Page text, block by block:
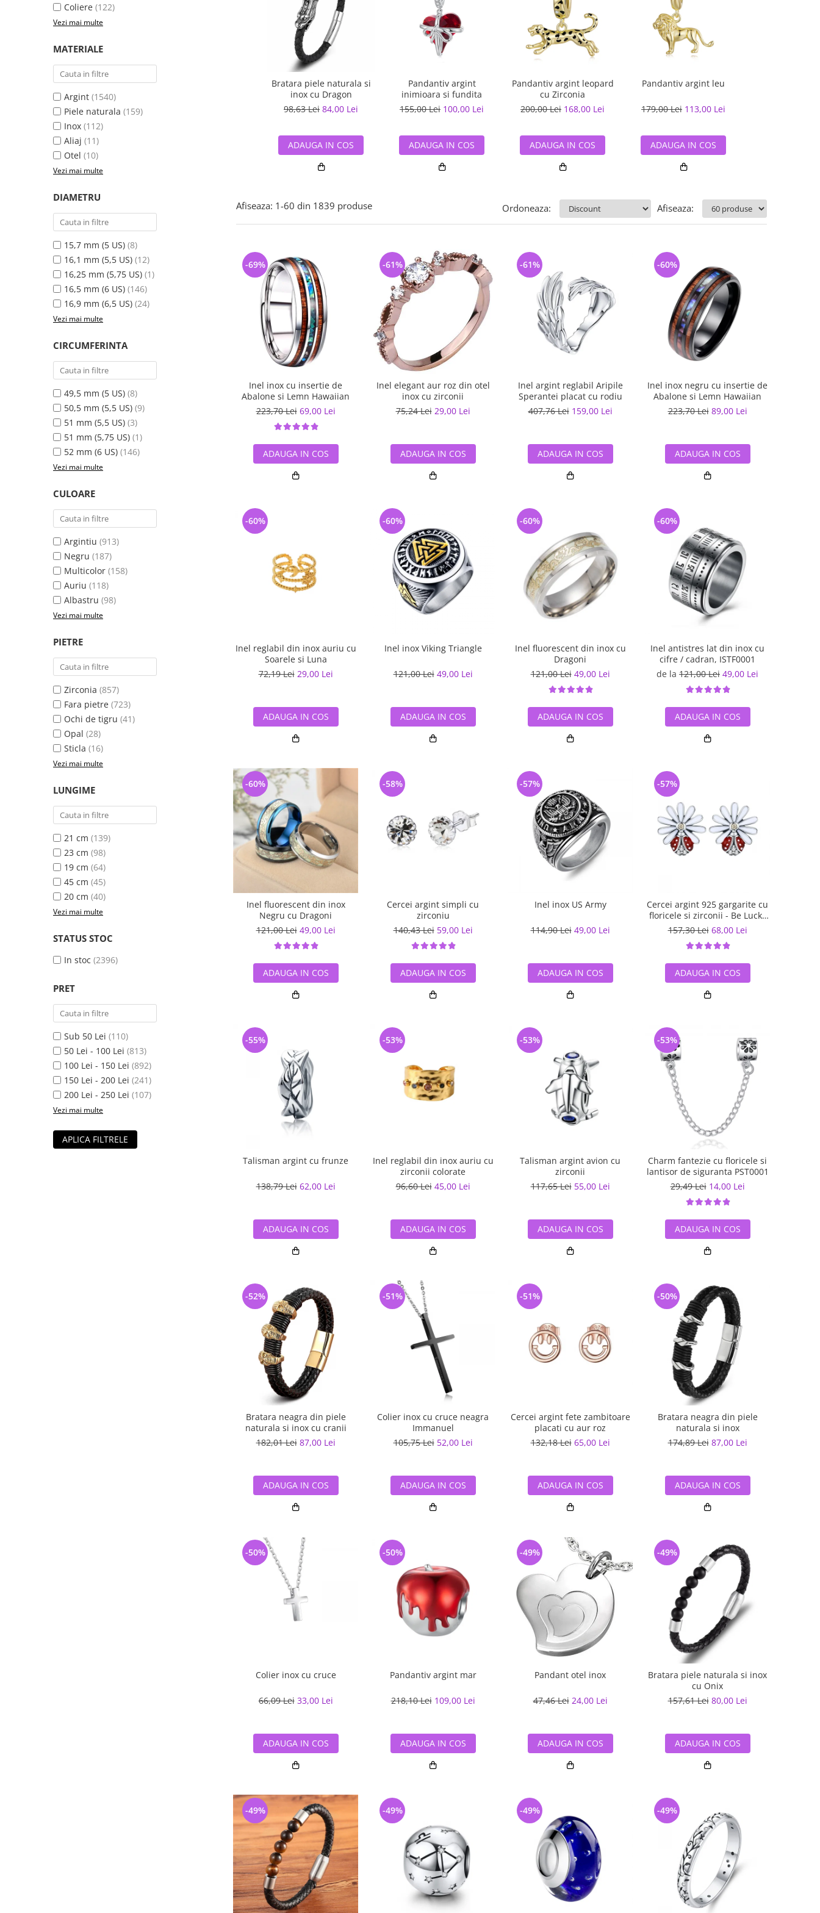
semipretioase
Bijuterii argint cu diverse
Bijuterii argint cu murano
Bijuterii de Lux
Bijuterii Handmade
Bijuterii fantezie
Casete si cutii de bijuterii
Bijuterii tungsten
Accesorii Piele
Solutii si lavete de curatare
Coliere (122)
Vezi mai multe
MATERIALE
Argint (1540)
Piele naturala (159)
Inox (112)
Aliaj (11)
Otel (10)
Vezi mai multe
DIAMETRU
15,7 mm (5 US) (8)
16,1 mm (5,5 US) (12)
16,25 mm (5,75 US) (1)
16,5 mm (6 US) (146)
16,9 mm (6,5 US) (24)
Vezi mai multe
CIRCUMFERINTA
49,5 mm (5 US) (8)
50,5 mm (5,5 US) (9)
51 mm (5,5 US) (3)
51 mm (5,75 US) (1)
52 mm (6 US) (146)
Vezi mai multe
CULOARE
Argintiu (913)
Negru (187)
Multicolor (158)
Auriu (118)
Albastru (98)
Vezi mai multe
PIETRE
Zirconia (857)
Fara pietre (723)
Ochi de tigru (41)
Opal (28)
Sticla (16)
Vezi mai multe
LUNGIME
21 cm (139)
23 cm (98)
19 cm (64)
45 cm (45)
20 cm (40)
Vezi mai multe
STATUS STOC
In stoc (2396)
PRET
Sub 50 Lei (110)
50 Lei - 100 Lei (813)
100 Lei - 150 Lei (892)
150 Lei - 200 Lei (241)
200 Lei - 250 Lei (107)
Vezi mai multe
APLICA FILTRELE
Bratara piele naturala si
inox cu Dragon
98,63 Lei 84,00 Lei
ADAUGA IN COS
Pandantiv argint
inimioara si fundita
155,00 Lei 100,00 Lei
ADAUGA IN COS
Pandantiv argint leopard
cu Zirconia
200,00 Lei 168,00 Lei
ADAUGA IN COS
Pandantiv argint leu
179,00 Lei 113,00 Lei
ADAUGA IN COS
Afiseaza: 1-60 din 1839 produse Afiseaza:
Ordoneaza:
Inel inox cu insertie de
Abalone si Lemn Hawaiian
223,70 Lei 69,00 Lei
-69%
ADAUGA IN COS
Inel elegant aur roz din otel
inox cu zirconii
75,24 Lei 29,00 Lei
-61%
ADAUGA IN COS
Inel argint reglabil Aripile
Sperantei placat cu rodiu
407,76 Lei 159,00 Lei
-61%
ADAUGA IN COS
Inel inox negru cu insertie de
Abalone si Lemn Hawaiian
223,70 Lei 89,00 Lei
-60%
ADAUGA IN COS
Inel reglabil din inox auriu cu
Soarele si Luna
72,19 Lei 29,00 Lei
-60%
ADAUGA IN COS
Inel inox Viking Triangle
121,00 Lei 49,00 Lei
-60%
ADAUGA IN COS
Inel fluorescent din inox cu
Dragoni
121,00 Lei 49,00 Lei
-60%
ADAUGA IN COS
Inel antistres lat din inox cu
cifre / cadran, ISTF0001
de la 121,00 Lei 49,00 Lei
-60%
ADAUGA IN COS
Inel fluorescent din inox
Negru cu Dragoni
121,00 Lei 49,00 Lei
-60%
ADAUGA IN COS
Cercei argint simpli cu
zirconiu
140,43 Lei 59,00 Lei
-58%
ADAUGA IN COS
Inel inox US Army
114,90 Lei 49,00 Lei
-57%
ADAUGA IN COS
Cercei argint 925 gargarite cu
floricele si zirconii - Be Lucky
EST0022
157,30 Lei 68,00 Lei
-57%
ADAUGA IN COS
Talisman argint cu frunze
138,79 Lei 62,00 Lei
-55%
ADAUGA IN COS
Inel reglabil din inox auriu cu
zirconii colorate
96,60 Lei 45,00 Lei
-53%
ADAUGA IN COS
Talisman argint avion cu
zirconii
117,65 Lei 55,00 Lei
-53%
ADAUGA IN COS
Charm fantezie cu floricele si
lantisor de siguranta PST0001
29,49 Lei 14,00 Lei
-53%
ADAUGA IN COS
Bratara neagra din piele
naturala si inox cu cranii
182,01 Lei 87,00 Lei
-52%
ADAUGA IN COS
Colier inox cu cruce neagra
Immanuel
105,75 Lei 52,00 Lei
-51%
ADAUGA IN COS
Cercei argint fete zambitoare
placati cu aur roz
132,18 Lei 65,00 Lei
-51%
ADAUGA IN COS
Bratara neagra din piele
naturala si inox
174,89 Lei 87,00 Lei
-50%
ADAUGA IN COS
Colier inox cu cruce
66,09 Lei 33,00 Lei
-50%
ADAUGA IN COS
Pandantiv argint mar
218,10 Lei 109,00 Lei
-50%
ADAUGA IN COS
Pandant otel inox
47,46 Lei 24,00 Lei
-49%
ADAUGA IN COS
Bratara piele naturala si inox
cu Onix
157,61 Lei 80,00 Lei
-49%
ADAUGA IN COS
-49% -49% -49% -49%